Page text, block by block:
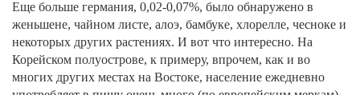
Еще больше германия, 0,02-0,07%, было обнаружено в
женьшене, чайном листе, алоэ, бамбуке, хлорелле, чесноке и
некоторых других растениях. И вот что интересно. На
Корейском полуострове, к примеру, впрочем, как и во
многих других местах на Востоке, население ежедневно